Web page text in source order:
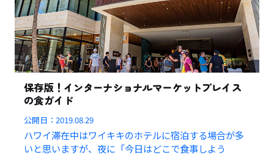
保存版！インターナショナルマーケットプレイス
の食ガイド
公開日：2019.08.29
ハワイ滞在中はワイキキのホテルに宿泊する場合が多
いと思いますが、夜に「今日はどこで食事しよう